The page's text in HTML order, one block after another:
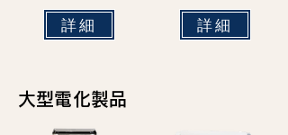
詳細 詳細
大型電化製品